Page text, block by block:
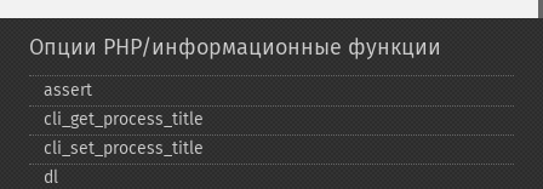
Опции PHP/информационные функции
assert
cli_​get_​process_​title
cli_​set_​process_​title
dl